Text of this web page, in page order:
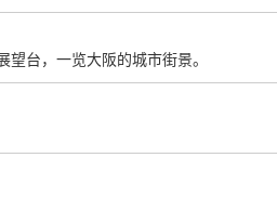
台，一览大阪的城市街景。